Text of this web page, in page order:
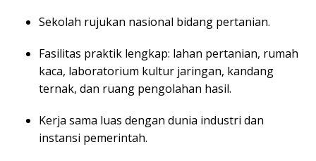
Sekolah rujukan nasional bidang pertanian.
Fasilitas praktik lengkap: lahan pertanian, rumah
kaca, laboratorium kultur jaringan, kandang
ternak, dan ruang pengolahan hasil.
Kerja sama luas dengan dunia industri dan
instansi pemerintah.